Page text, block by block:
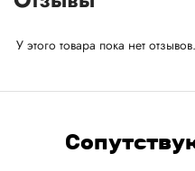
У этого товара пока нет отзывов.